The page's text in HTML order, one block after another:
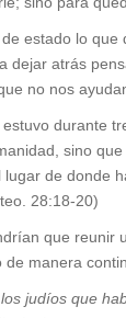
estado lo
dejar atrás
no nos
durante
sino
de donde
28:18-20)
que reunir
de manera
judíos que